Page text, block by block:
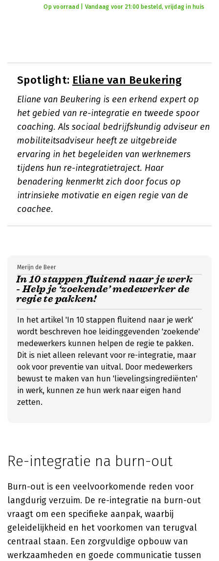
Op voorraad | Vandaag voor 21:00 besteld, vrijdag in huis
Spotlight: Eliane van Beukering
Eliane van Beukering is een erkend expert op
het gebied van re-integratie en tweede spoor
coaching. Als sociaal bedrijfskundig adviseur en
mobiliteitsadviseur heeft ze uitgebreide
ervaring in het begeleiden van werknemers
tijdens hun re-integratietraject. Haar
benadering kenmerkt zich door focus op
intrinsieke motivatie en eigen regie van de
coachee.
In 10 stappen fluitend naar je werk
- Help je ‘zoekende’ medewerker de
regie te pakken!
Merijn de Beer
In het artikel 'In 10 stappen fluitend naar je werk'
wordt beschreven hoe leidinggevenden 'zoekende'
medewerkers kunnen helpen de regie te pakken.
Dit is niet alleen relevant voor re-integratie, maar
ook voor preventie van uitval. Door medewerkers
bewust te maken van hun 'lievelingsingrediënten'
in werk, kunnen ze hun werk naar eigen hand
zetten.
Re-integratie na burn-out
Burn-out is een veelvoorkomende reden voor
langdurig verzuim. De re-integratie na burn-out
vraagt om een specifieke aanpak, waarbij
geleidelijkheid en het voorkomen van terugval
centraal staan. Een zorgvuldige opbouw van
werkzaamheden en goede communicatie tussen